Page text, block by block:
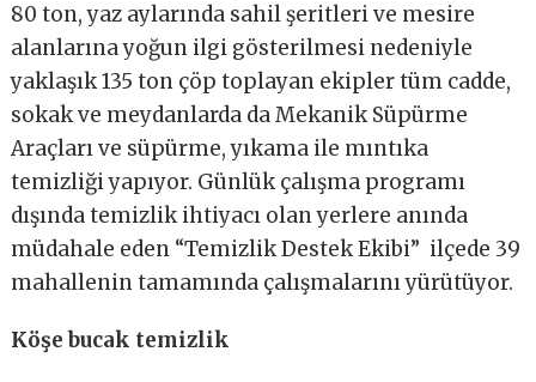
80 ton, yaz aylarında sahil şeritleri ve mesire
alanlarına yoğun ilgi gösterilmesi nedeniyle
yaklaşık 135 ton çöp toplayan ekipler tüm cadde,
sokak ve meydanlarda da Mekanik Süpürme
Araçları ve süpürme, yıkama ile mıntıka
temizliği yapıyor. Günlük çalışma programı
dışında temizlik ihtiyacı olan yerlere anında
müdahale eden “Temizlik Destek Ekibi” ilçede 39
mahallenin tamamında çalışmalarını yürütüyor.
Köşe bucak temizlik